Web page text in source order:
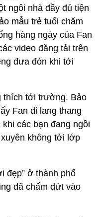
ngôi nhà đầy đủ tiện
mẫu trẻ tuổi chăm
hàng ngày của Fan
video đăng tải trên
đưa đón khi tới
thích tới trường. Bảo
Fan đi lang thang
các bạn đang ngồi
không tới lớp
đẹp” ở thành phố
đã chấm dứt vào